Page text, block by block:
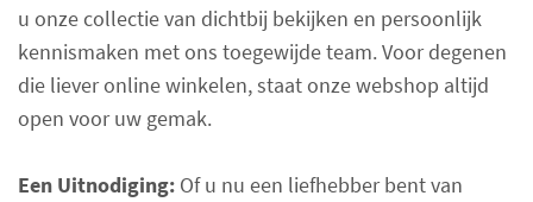
u onze collectie van dichtbij bekijken en persoonlijk
kennismaken met ons toegewijde team. Voor degenen
die liever online winkelen, staat onze webshop altijd
open voor uw gemak.
Een Uitnodiging: Of u nu een liefhebber bent van